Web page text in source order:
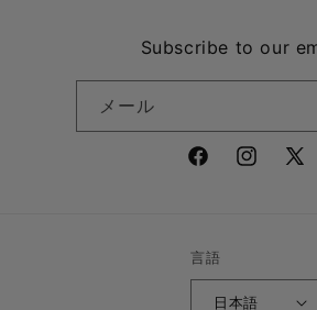
Subscribe to our
メール
FacebookInstagram
X
言語
日本語